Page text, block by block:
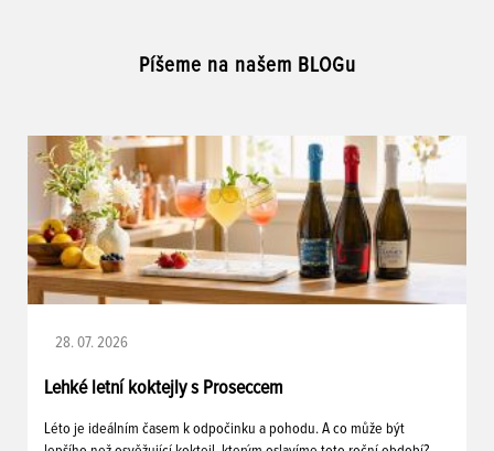
Píšeme na našem BLOGu
28. 07. 2026
Lehké letní koktejly s Proseccem
Léto je ideálním časem k odpočinku a pohodu. A co může být